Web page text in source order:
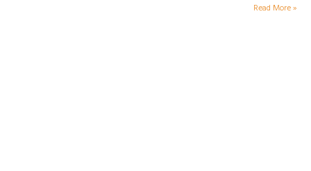
Read More »